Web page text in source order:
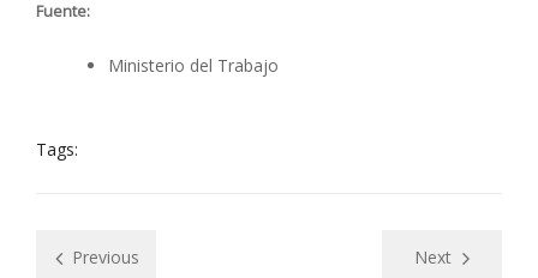
Fuente:
Ministerio del Trabajo
Tags:
Previous Next